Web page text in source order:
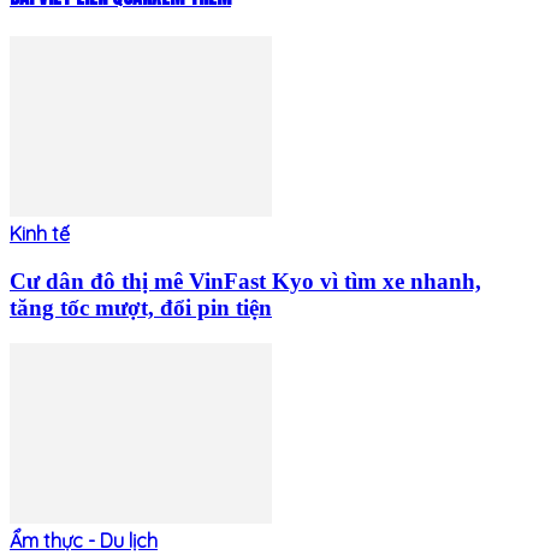
Kinh tế
Cư dân đô thị mê VinFast Kyo vì tìm xe nhanh,
tăng tốc mượt, đổi pin tiện
Ẩm thực - Du lịch